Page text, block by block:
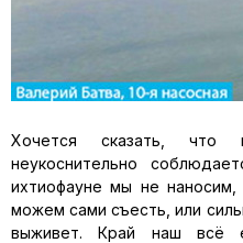
Хочется сказать, что
неукоснительно
ихтиофауне мы не
можем сами съесть, или
выживет. Край наш всё